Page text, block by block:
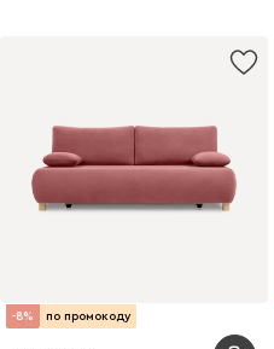
-8% по промокоду